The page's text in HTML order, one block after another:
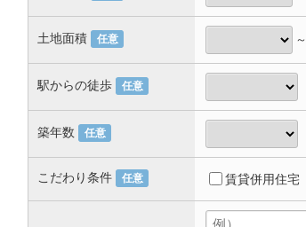
土地面積 任意 ～
駅からの徒歩 任意
築年数 任意
こだわり条件 任意 賃貸併用住宅